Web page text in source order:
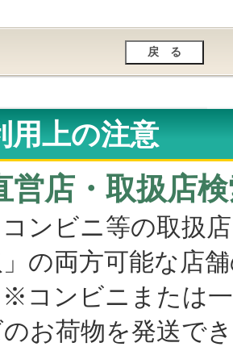
用上の注意
営店・取扱店
ンビニ等の取扱
の両方可能な店
ンビニまたは一
のお荷物を発送で